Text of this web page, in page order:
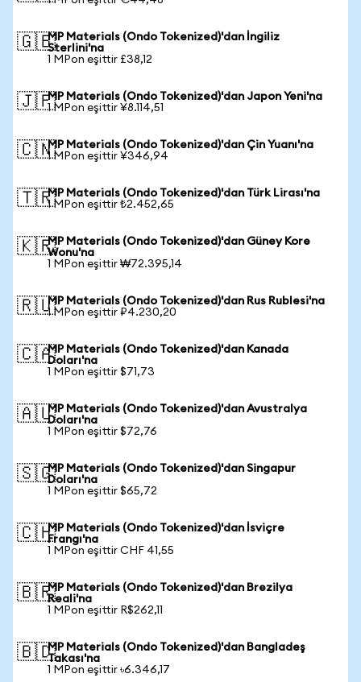
🇬🇧MP Materials (Ondo Tokenized)'dan İngiliz
Sterlini'na
1 MPon eşittir £38,12
🇯🇵MP Materials (Ondo Tokenized)'dan Japon Yeni'na
1 MPon eşittir ¥8.114,51
🇨🇳MP Materials (Ondo Tokenized)'dan Çin Yuanı'na
1 MPon eşittir ¥346,94
🇹🇷MP Materials (Ondo Tokenized)'dan Türk Lirası'na
1 MPon eşittir ₺2.452,65
🇰🇷MP Materials (Ondo Tokenized)'dan Güney Kore
Wonu'na
1 MPon eşittir ₩72.395,14
🇷🇺MP Materials (Ondo Tokenized)'dan Rus Rublesi'na
1 MPon eşittir ₽4.230,20
🇨🇦MP Materials (Ondo Tokenized)'dan Kanada
Doları'na
1 MPon eşittir $71,73
🇦🇺MP Materials (Ondo Tokenized)'dan Avustralya
Doları'na
1 MPon eşittir $72,76
🇸🇬MP Materials (Ondo Tokenized)'dan Singapur
Doları'na
1 MPon eşittir $65,72
🇨🇭MP Materials (Ondo Tokenized)'dan İsviçre
Frangı'na
1 MPon eşittir CHF 41,55
🇧🇷MP Materials (Ondo Tokenized)'dan Brezilya
Reali'na
1 MPon eşittir R$262,11
🇧🇩MP Materials (Ondo Tokenized)'dan Bangladeş
Takası'na
1 MPon eşittir ৳6.346,17